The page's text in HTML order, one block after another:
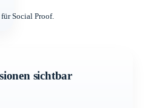
Social Proof.
sichtbar